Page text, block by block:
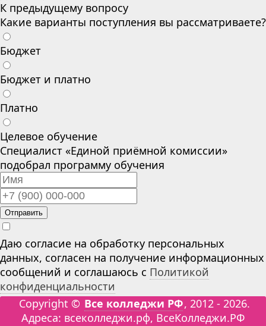
К предыдущему вопросу
Какие варианты поступления вы рассматриваете?
Бюджет
Бюджет и платно
Платно
Целевое обучение
Специалист «Единой приёмной комиссии»
подобрал программу обучения
Отправить
Даю согласие на обработку персональных
данных, согласен на получение информационных
сообщений и соглашаюсь с Политикой
конфиденциальности
Copyright © Все колледжи РФ, 2012 - 2026.
Адреса: всеколледжи.рф, ВсеКолледжи.РФ